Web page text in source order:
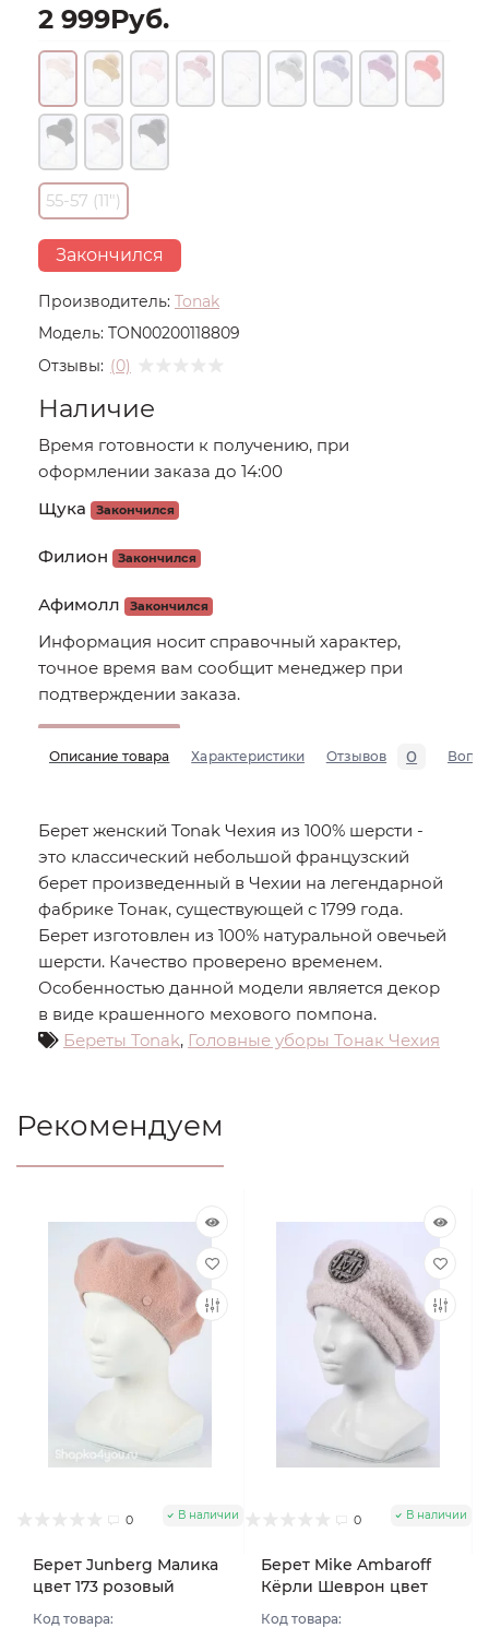
Производитель: Tonak
Модель: TON00200118809
Отзывы: (0)
2 999Руб.
55-57 (11")
Закончился
Наличие
Время готовности к получению, при
оформлении заказа до 14:00
Щука
Закончился
Филион Закончился
Афимолл Закончился
Информация носит справочный характер,
точное время вам сообщит менеджер при
подтверждении заказа.
Описание товара Характеристики Отзывов 0
Берет женский Tonak Чехия из 100% шерсти -
это классический небольшой французский
берет произведенный в Чехии на легендарной
фабрике Тонак, существующей с 1799 года.
Берет изготовлен из 100% натуральной овечьей
шерсти. Качество проверено временем.
Особенностью данной модели является декор
в виде крашенного мехового помпона.
Береты Tonak, Головные уборы Тонак Чехия
Рекомендуем
0 В наличии
Берет Junberg Малика
цвет 173 розовый
Код товара:
0 В наличии
Берет Mike Ambaroff
Кёрли Шеврон цвет
Код товара: